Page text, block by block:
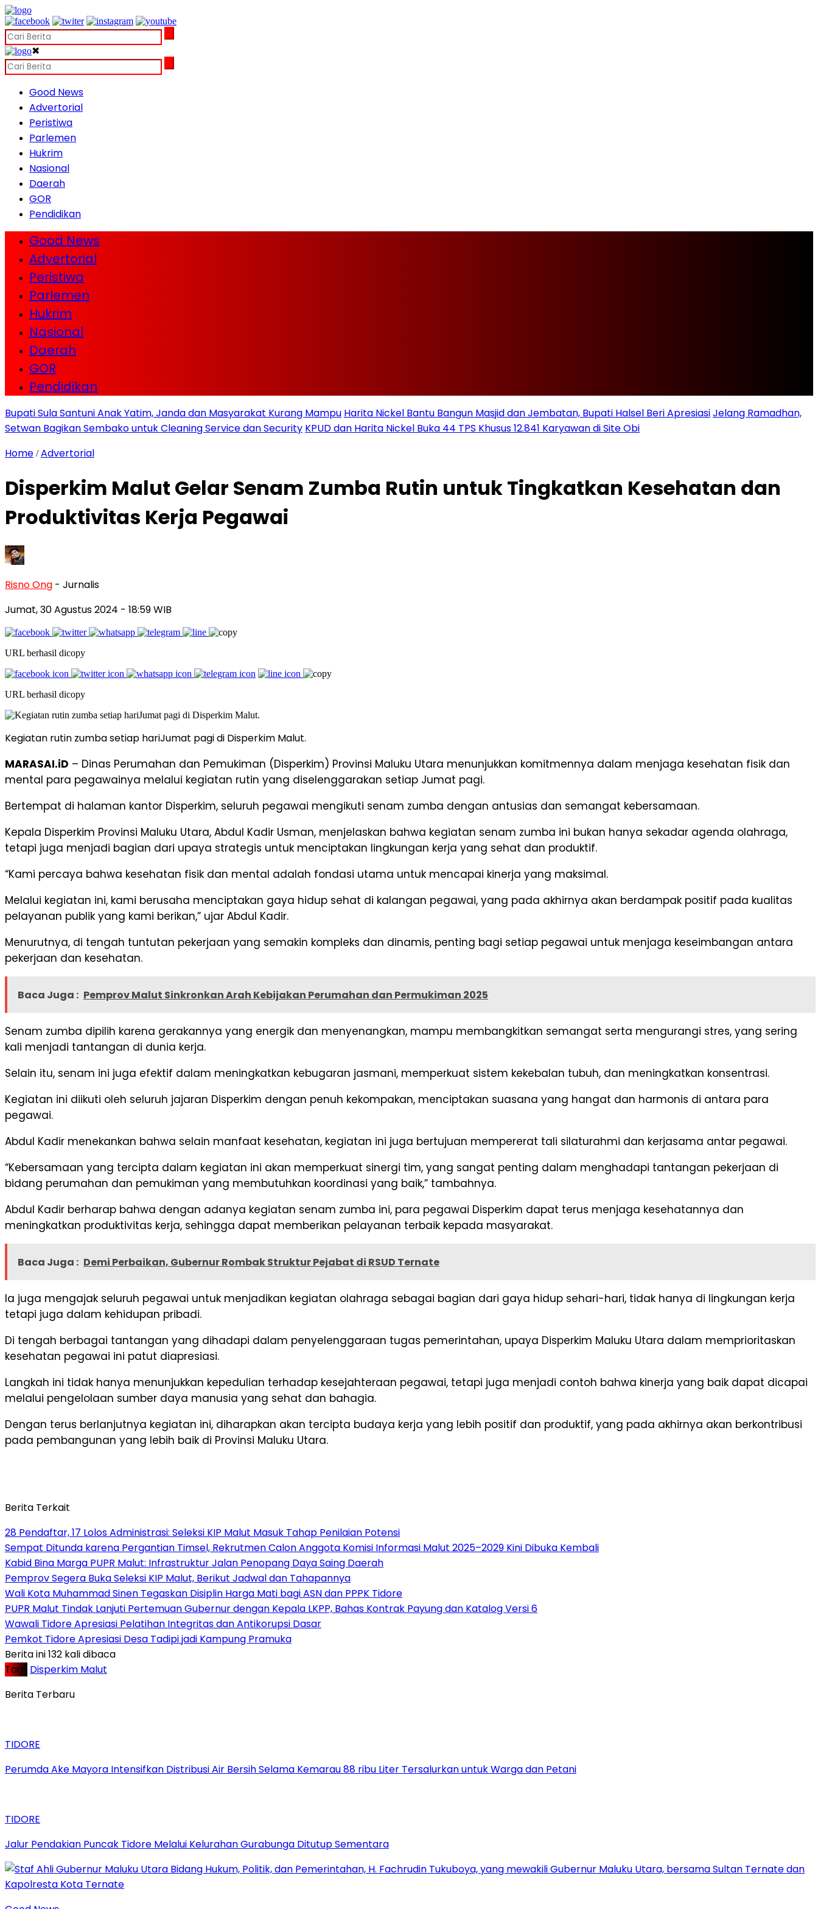
✖
Good News
Advertorial
Peristiwa
Parlemen
Hukrim
Nasional
Daerah
GOR
Pendidikan
Good News
Advertorial
Peristiwa
Parlemen
Hukrim
Nasional
Daerah
GOR
Pendidikan
Bupati Sula Santuni Anak Yatim, Janda dan Masyarakat Kurang Mampu Harita Nickel Bantu Bangun Masjid dan Jembatan, Bupati Halsel Beri ApresiasiJelang Ramadhan,
Setwan Bagikan Sembako untuk Cleaning Service dan Security KPUD dan Harita Nickel Buka 44 TPS Khusus 12.841 Karyawan di Site Obi
Home /Advertorial
Disperkim Malut Gelar Senam Zumba Rutin untuk Tingkatkan Kesehatan dan
Produktivitas Kerja Pegawai
Risno Ong - Jurnalis
Jumat, 30 Agustus 2024 - 18:59 WIB
URL berhasil dicopy
URL berhasil dicopy
Kegiatan rutin zumba setiap hariJumat pagi di Disperkim Malut.
MARASAI.iD – Dinas Perumahan dan Pemukiman (Disperkim) Provinsi Maluku Utara menunjukkan komitmennya dalam menjaga kesehatan fisik dan
mental para pegawainya melalui kegiatan rutin yang diselenggarakan setiap Jumat pagi.
Bertempat di halaman kantor Disperkim, seluruh pegawai mengikuti senam zumba dengan antusias dan semangat kebersamaan.
Kepala Disperkim Provinsi Maluku Utara, Abdul Kadir Usman, menjelaskan bahwa kegiatan senam zumba ini bukan hanya sekadar agenda olahraga,
tetapi juga menjadi bagian dari upaya strategis untuk menciptakan lingkungan kerja yang sehat dan produktif.
“Kami percaya bahwa kesehatan fisik dan mental adalah fondasi utama untuk mencapai kinerja yang maksimal.
Melalui kegiatan ini, kami berusaha menciptakan gaya hidup sehat di kalangan pegawai, yang pada akhirnya akan berdampak positif pada kualitas
pelayanan publik yang kami berikan,” ujar Abdul Kadir.
Menurutnya, di tengah tuntutan pekerjaan yang semakin kompleks dan dinamis, penting bagi setiap pegawai untuk menjaga keseimbangan antara
pekerjaan dan kesehatan.
Baca Juga : Pemprov Malut Sinkronkan Arah Kebijakan Perumahan dan Permukiman 2025
Senam zumba dipilih karena gerakannya yang energik dan menyenangkan, mampu membangkitkan semangat serta mengurangi stres, yang sering
kali menjadi tantangan di dunia kerja.
Selain itu, senam ini juga efektif dalam meningkatkan kebugaran jasmani, memperkuat sistem kekebalan tubuh, dan meningkatkan konsentrasi.
Kegiatan ini diikuti oleh seluruh jajaran Disperkim dengan penuh kekompakan, menciptakan suasana yang hangat dan harmonis di antara para
pegawai.
Abdul Kadir menekankan bahwa selain manfaat kesehatan, kegiatan ini juga bertujuan mempererat tali silaturahmi dan kerjasama antar pegawai.
“Kebersamaan yang tercipta dalam kegiatan ini akan memperkuat sinergi tim, yang sangat penting dalam menghadapi tantangan pekerjaan di
bidang perumahan dan pemukiman yang membutuhkan koordinasi yang baik,” tambahnya.
Abdul Kadir berharap bahwa dengan adanya kegiatan senam zumba ini, para pegawai Disperkim dapat terus menjaga kesehatannya dan
meningkatkan produktivitas kerja, sehingga dapat memberikan pelayanan terbaik kepada masyarakat.
Baca Juga : Demi Perbaikan, Gubernur Rombak Struktur Pejabat di RSUD Ternate
Ia juga mengajak seluruh pegawai untuk menjadikan kegiatan olahraga sebagai bagian dari gaya hidup sehari-hari, tidak hanya di lingkungan kerja
tetapi juga dalam kehidupan pribadi.
Di tengah berbagai tantangan yang dihadapi dalam penyelenggaraan tugas pemerintahan, upaya Disperkim Maluku Utara dalam memprioritaskan
kesehatan pegawai ini patut diapresiasi.
Langkah ini tidak hanya menunjukkan kepedulian terhadap kesejahteraan pegawai, tetapi juga menjadi contoh bahwa kinerja yang baik dapat dicapai
melalui pengelolaan sumber daya manusia yang sehat dan bahagia.
Dengan terus berlanjutnya kegiatan ini, diharapkan akan tercipta budaya kerja yang lebih positif dan produktif, yang pada akhirnya akan berkontribusi
pada pembangunan yang lebih baik di Provinsi Maluku Utara.
Berita Terkait
28 Pendaftar, 17 Lolos Administrasi: Seleksi KIP Malut Masuk Tahap Penilaian Potensi
Sempat Ditunda karena Pergantian Timsel, Rekrutmen Calon Anggota Komisi Informasi Malut 2025–2029 Kini Dibuka Kembali
Kabid Bina Marga PUPR Malut: Infrastruktur Jalan Penopang Daya Saing Daerah
Pemprov Segera Buka Seleksi KIP Malut, Berikut Jadwal dan Tahapannya
Wali Kota Muhammad Sinen Tegaskan Disiplin Harga Mati bagi ASN dan PPPK Tidore
PUPR Malut Tindak Lanjuti Pertemuan Gubernur dengan Kepala LKPP, Bahas Kontrak Payung dan Katalog Versi 6
Wawali Tidore Apresiasi Pelatihan Integritas dan Antikorupsi Dasar
Pemkot Tidore Apresiasi Desa Tadipi jadi Kampung Pramuka
Berita ini 132 kali dibaca
Tag : Disperkim Malut
Berita Terbaru
TIDORE
Perumda Ake Mayora Intensifkan Distribusi Air Bersih Selama Kemarau 88 ribu Liter Tersalurkan untuk Warga dan Petani
TIDORE
Jalur Pendakian Puncak Tidore Melalui Kelurahan Gurabunga Ditutup Sementara